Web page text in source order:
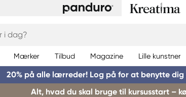
Mærker Tilbud Magazine Lille kunstner
20% på alle lærreder! Log på for at benytte
Alt, hvad du skal bruge til kursusstart –